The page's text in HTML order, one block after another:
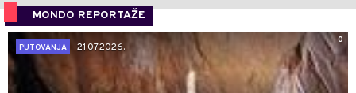
MONDO REPORTAŽE
0
PUTOVANJA
21.07.2026.